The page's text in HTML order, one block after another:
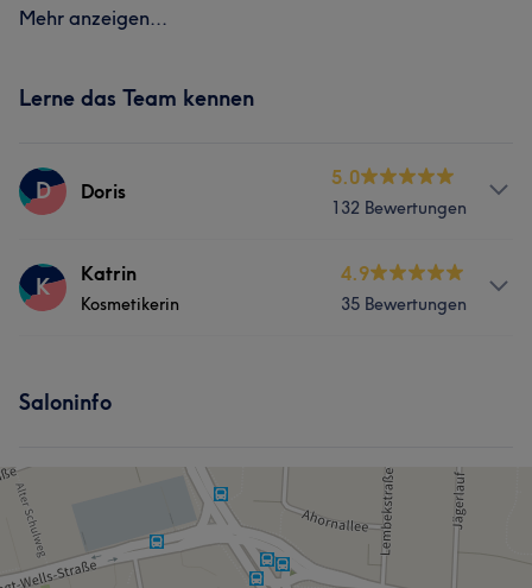
Mehr anzeigen...
Lerne das Team kennen
D Doris
5.0
132 Bewertungen
Services
Erfahren Professionell
Herzlich 5
K Katrin
Kosmetikerin
4.9
35 Bewertungen
Haarentfernung
Saloninfo